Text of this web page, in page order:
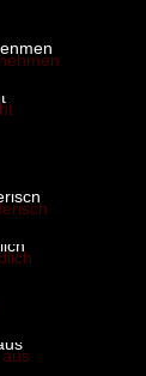
um 16:12
um 16:13
um 16:14
um 16:15
um 16:16
um 16:23
um 16:23
um 16:23